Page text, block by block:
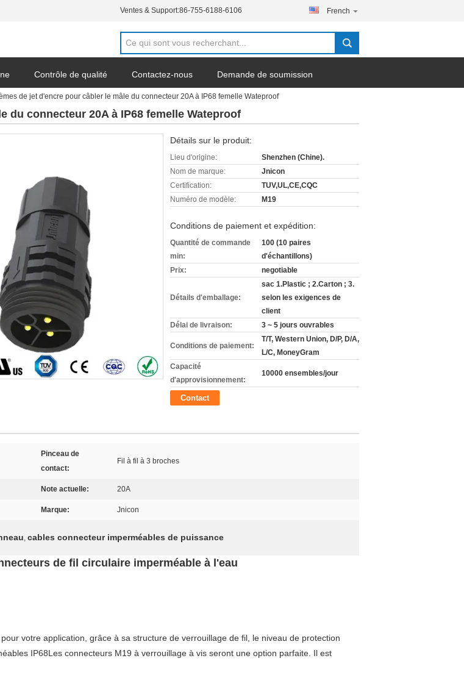
Ventes & Support:86-755-6188-6106 French
Contrôle de qualité Contactez-nous Demande de soumission
de jet d'encre pour câbler le mâle du connecteur 20A à IP68 femelle Wateproof
du connecteur 20A à IP68 femelle Wateproof
Détails sur le produit:
Lieu d'origine:
Shenzhen (Chine).
Nom de marque:
Jnicon
Certification:
TUV,UL,CE,CQC
Numéro de modèle:
M19
Conditions de paiement et expédition:
Quantité de commande
min:
100 (10 paires
d'échantillons)
Prix:
negotiable
Détails d'emballage:
sac 1.Plastic ; 2.Carton ; 3.
selon les exigences de
client
Délai de livraison:
3 ~ 5 jours ouvrables
Conditions de paiement:
T/T, Western Union, D/P, D/A,
L/C, MoneyGram
Capacité
d'approvisionnement:
10000 ensembles/jour
Contact
Pinceau de
contact:
Fil à fil à 3 broches
Note actuelle: 20A
Marque: Jnicon
, cables connecteur imperméables de puissance
de fil circulaire imperméable à l'eau
votre application, grâce à sa structure de verrouillage de fil, le niveau de protection
IP68Les connecteurs M19 à verrouillage à vis seront une option parfaite. Il est